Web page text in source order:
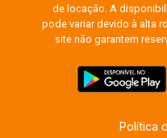
de locação. A
pode variar devido à alta
site não garantem
Política